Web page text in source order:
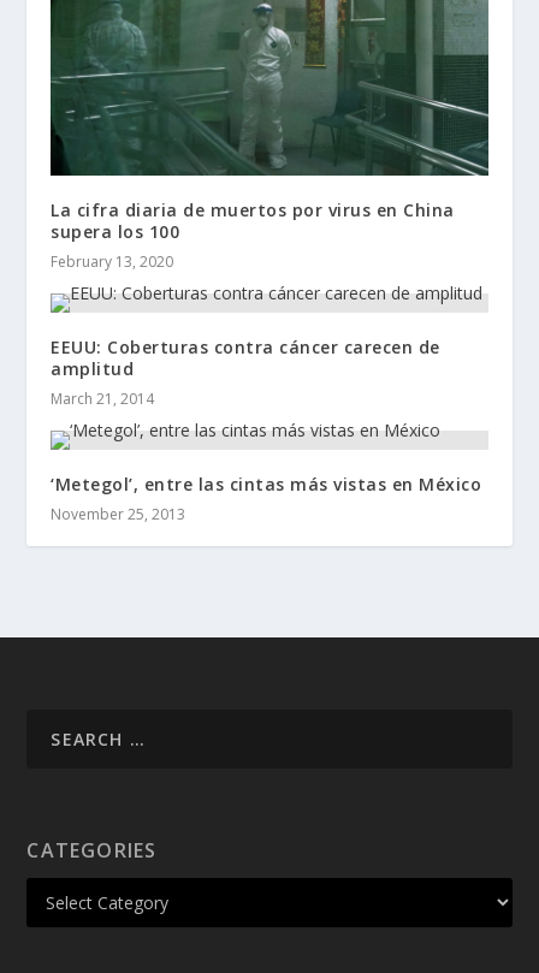
La cifra diaria de muertos por virus en China
supera los 100
February 13, 2020
EEUU: Coberturas contra cáncer carecen de
amplitud
March 21, 2014
‘Metegol’, entre las cintas más vistas en México
November 25, 2013
CATEGORIES